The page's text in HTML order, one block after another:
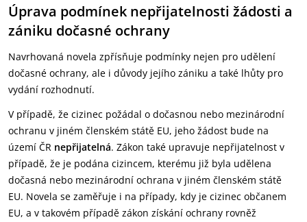
Úprava podmínek nepřijatelnosti žádosti a
zániku dočasné ochrany
Navrhovaná novela zpřísňuje podmínky nejen pro udělení
dočasné ochrany, ale i důvody jejího zániku a také lhůty pro
vydání rozhodnutí.
V případě, že cizinec požádal o dočasnou nebo mezinárodní
ochranu v jiném členském státě EU, jeho žádost bude na
území ČR nepřijatelná. Zákon také upravuje nepřijatelnost v
případě, že je podána cizincem, kterému již byla udělena
dočasná nebo mezinárodní ochrana v jiném členském státě
EU. Novela se zaměřuje i na případy, kdy je cizinec občanem
EU, a v takovém případě zákon získání ochrany rovněž